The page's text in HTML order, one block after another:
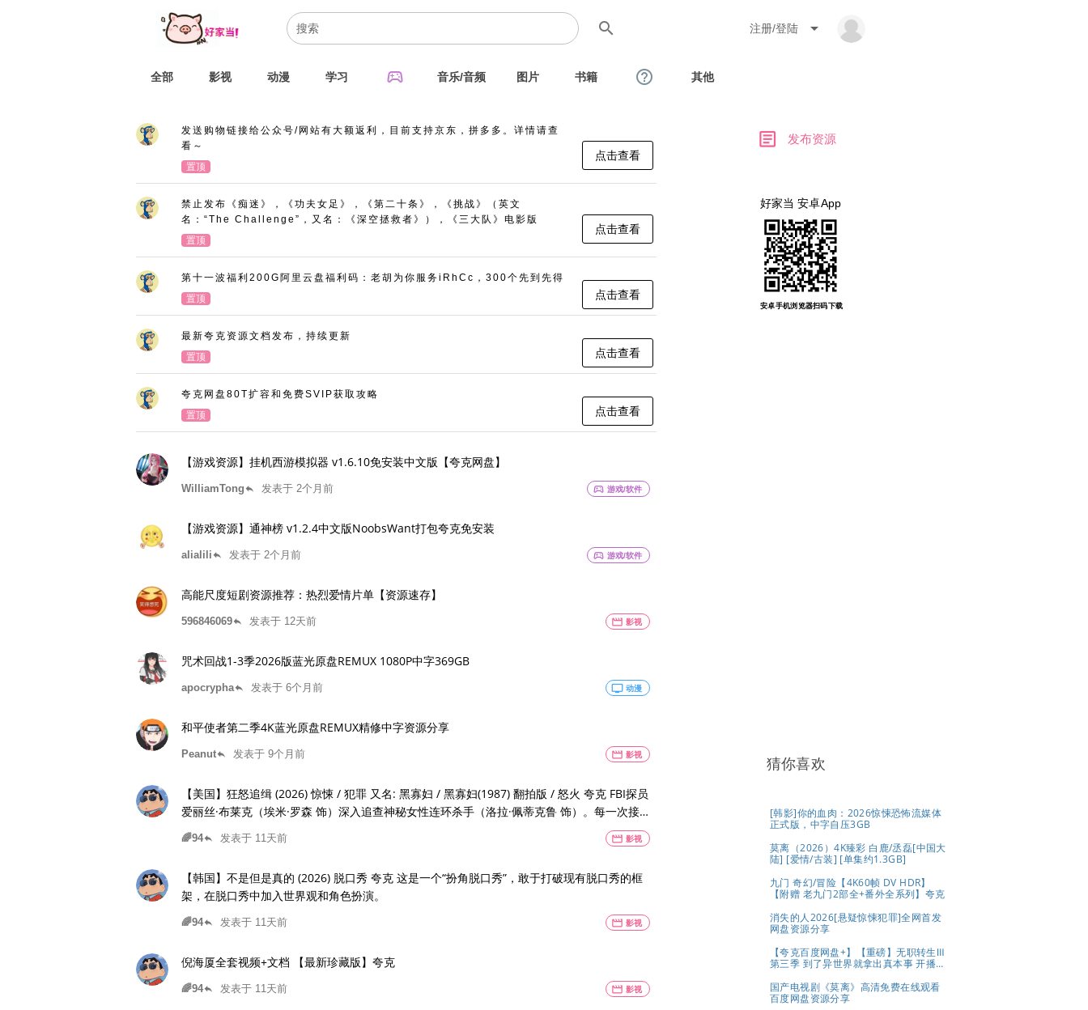
search 注册/登陆 arrow_drop_down
全部 影视 动漫 学习 sports_esports 音乐/音频 图片 书籍 help_outline 其他
发送购物链接给公众号/网站有大额返利，目前支持京东，拼多多。详情请查
看～
置顶
点击查看
禁止发布《痴迷》，《功夫女足》，《第二十条》，《挑战》（英文
名：“The Challenge”，又名：《深空拯救者》），《三大队》电影版
置顶
点击查看
第十一波福利200G阿里云盘福利码：老胡为你服务iRhCc，300个先到先得
置顶
点击查看
最新夸克资源文档发布，持续更新
置顶
点击查看
夸克网盘80T扩容和免费SVIP获取攻略
置顶
点击查看
【游戏资源】挂机西游模拟器 v1.6.10免安装中文版【夸克网盘】
WilliamTong reply 发表于 2个月前 sports_esports 游戏/软件
【游戏资源】通神榜 v1.2.4中文版NoobsWant打包夸克免安装
alialili reply 发表于 2个月前 sports_esports 游戏/软件
高能尺度短剧资源推荐：热烈爱情片单【资源速存】
596846069reply 发表于 12天前 movie 影视
咒术回战1-3季2026版蓝光原盘REMUX 1080P中字369GB
apocryphareply 发表于 6个月前 tv 动漫
和平使者第二季4K蓝光原盘REMUX精修中字资源分享
Peanutreply 发表于 9个月前 movie 影视
【美国】狂怒追缉 (2026) 惊悚 / 犯罪 又名: 黑寡妇 / 黑寡妇(1987) 翻拍版 / 怒火 夸克 FBI探员
爱丽丝·布莱克（埃米·罗森 饰）深入追查神秘女性连环杀手（洛拉·佩蒂克鲁 饰）。每一次接近
真相，都更靠近失控边缘。当正义开始动摇，谁才是真正的猎人？
🌈94reply 发表于 11天前 movie 影视
【韩国】不是但是真的 (2026) 脱口秀 夸克 这是一个“扮角脱口秀”，敢于打破现有脱口秀的框
架，在脱口秀中加入世界观和角色扮演。
🌈94reply 发表于 11天前 movie 影视
倪海厦全套视频+文档 【最新珍藏版】夸克
🌈94reply 发表于 11天前 movie 影视
article 发布资源
好家当 安卓App
安卓手机浏览器扫码下载
猜你喜欢
[韩影]你的血肉：2026惊悚恐怖流媒体
正式版，中字自压3GB
莫离（2026）4K臻彩 白鹿/丞磊[中国大
陆] [爱情/古装] [单集约1.3GB]
九门 奇幻/冒险【4K60帧 DV HDR】
【附赠 老九门2部全+番外全系列】夸克
消失的人2026[悬疑惊悚犯罪]全网首发
网盘资源分享
【夸克百度网盘+】【重磅】无职转生Ⅲ
第三季 到了异世界就拿出真本事 开播2
国产电视剧《莫离》高清免费在线观看
百度网盘资源分享